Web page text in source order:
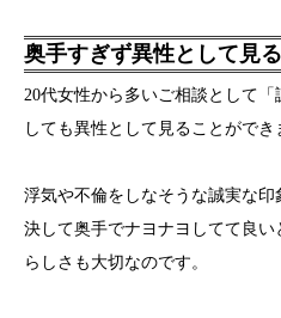
奥手すぎず異性として見
20代女性から多いご相談として
しても異性として見ることができ
浮気や不倫をしなそうな誠実な
決して奥手でナヨナヨしてて良
らしさも大切なのです。